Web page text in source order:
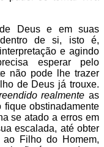
Deus e em suas
de si, isto é,
interpretação e agindo
esperar pelo
não pode lhe trazer
de Deus já trouxe.
realmenteas
obstinadamente
se atado a erros em
escalada, até obter
ao Filho do Homem,